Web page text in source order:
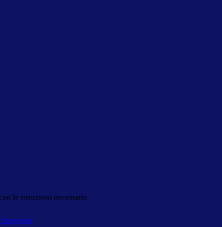
le istruzioni necessarie.